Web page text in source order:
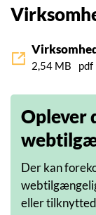
2,54 MB pdf
Oplever
Der kan
eller